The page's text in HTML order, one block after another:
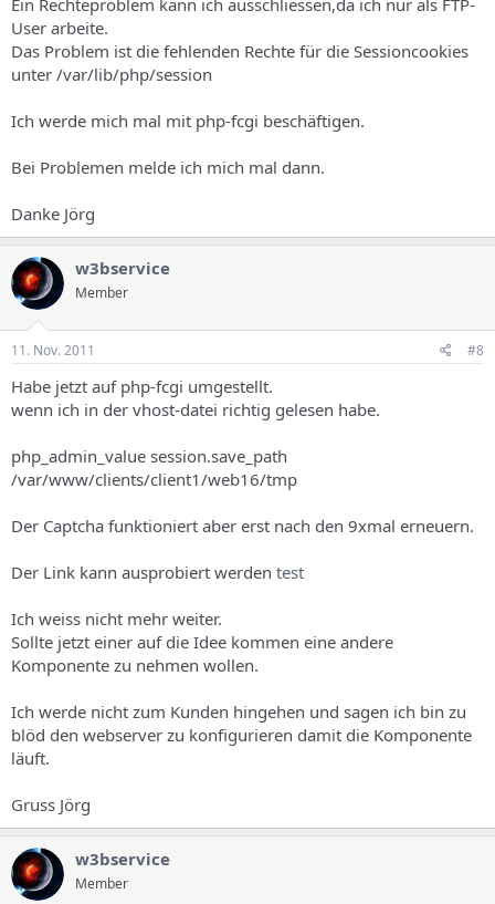
Ein Rechteproblem kann ich ausschliessen,da ich nur als FTP-
User arbeite.
Das Problem ist die fehlenden Rechte für die Sessioncookies
unter /var/lib/php/session
Ich werde mich mal mit php-fcgi beschäftigen.
Bei Problemen melde ich mich mal dann.
Danke Jörg
w3bservice
Member
11. Nov. 2011 #8
Habe jetzt auf php-fcgi umgestellt.
wenn ich in der vhost-datei richtig gelesen habe.
php_admin_value session.save_path
/var/www/clients/client1/web16/tmp
Der Captcha funktioniert aber erst nach den 9xmal erneuern.
Der Link kann ausprobiert werden test
Ich weiss nicht mehr weiter.
Sollte jetzt einer auf die Idee kommen eine andere
Komponente zu nehmen wollen.
Ich werde nicht zum Kunden hingehen und sagen ich bin zu
blöd den webserver zu konfigurieren damit die Komponente
läuft.
Gruss Jörg
w3bservice
Member